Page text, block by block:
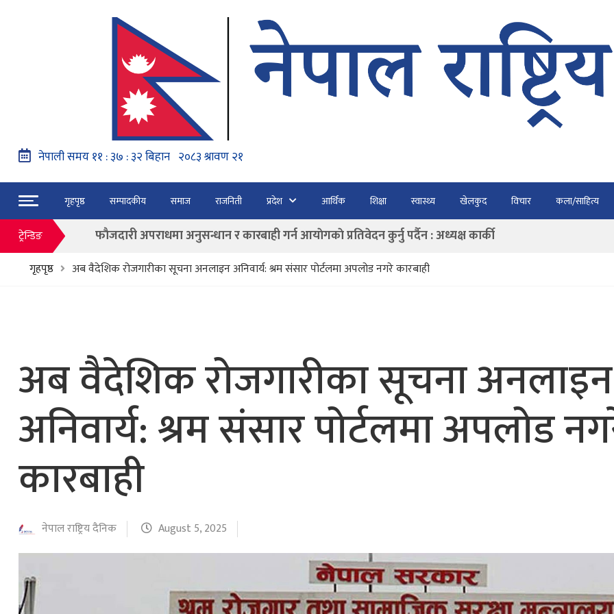
गृहपृष्ठ सम्पादकीय समाज राजनिती प्रदेश आर्थिक शिक्षा स्वास्थ्य खेलकुद विचार कला/साहित्य
ट्रेन्डिङ
नेपाल वायुसेवाको राहत उडानमार्फत १५७ यात्रु भैरहवाबाट काठमाडौं ल्याइए
हङ्गेरी सरकारले एकल मुद्राको रुपमा ‘युरो’ लागु नगर्ने
फाैजदारी अपराधमा अनुसन्धान र कारबाही गर्न आयाेगकाे प्रतिवेदन कुर्नु पर्दैन : अध्यक्ष कार्की
बाढी पहिरोका कारण मृत्यु हुनेको संख्या ६० पुग्यो
गृहपृष्ठ अब वैदेशिक रोजगारीका सूचना अनलाइन अनिवार्य: श्रम संसार पोर्टलमा अपलोड नगरे कारबाही
अब वैदेशिक रोजगारीका सूचना अनलाइन
अनिवार्य: श्रम संसार पोर्टलमा अपलोड
कारबाही
नेपाल राष्ट्रिय दैनिक August 5, 2025